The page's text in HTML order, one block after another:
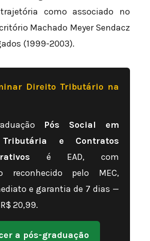
como associado no
Machado Meyer Sendacz
(1999-2003).
Direito Tributário na
Pós Social em
e Contratos
é EAD, com
reconhecido pelo MEC,
e garantia de 7 dias —
20,99.
a pós-graduação